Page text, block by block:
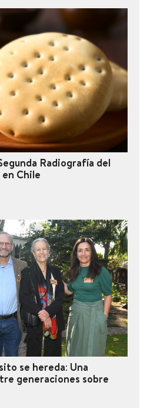
Radiografía del
en Chile
se hereda: Una
generaciones sobre